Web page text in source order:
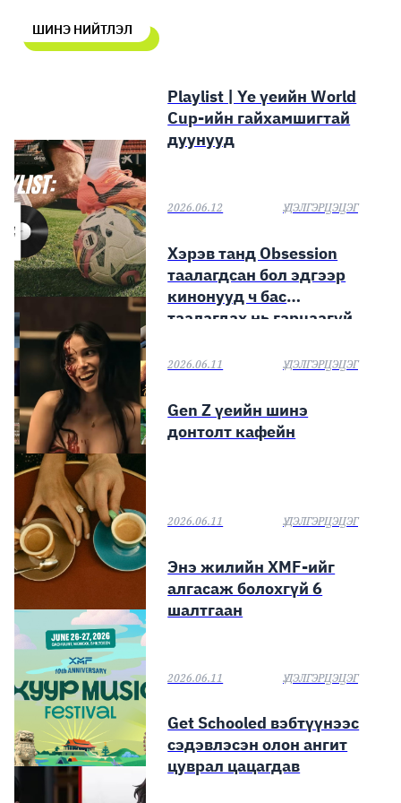
АЛИСАГИЙН БУЛАН
ШИНЭ НИЙТЛЭЛ
Playlist | Үе үеийн World
Cup-ийн гайхамшигтай
дуунууд
2026.06.12 Ү.ДЭЛГЭРЦЭЦЭГ
Хэрэв танд Obsession
таалагдсан бол эдгээр
кинонууд ч бас
таалагдах нь гарцаагүй
2026.06.11 Ү.ДЭЛГЭРЦЭЦЭГ
Gen Z үеийн шинэ
донтолт кафейн
2026.06.11 Ү.ДЭЛГЭРЦЭЦЭГ
Энэ жилийн XMF-ийг
алгасаж болохгүй 6
шалтгаан
2026.06.11 Ү.ДЭЛГЭРЦЭЦЭГ
Get Schooled вэбтүүнээс
сэдэвлэсэн олон ангит
цуврал цацагдав